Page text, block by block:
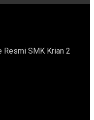
Resmi SMK Krian 2